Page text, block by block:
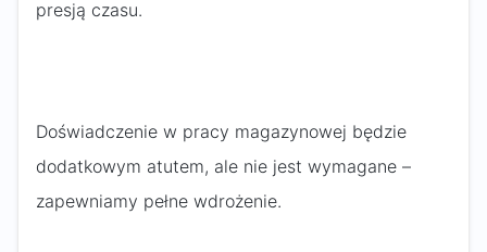
presją czasu.
Doświadczenie w pracy magazynowej będzie
dodatkowym atutem, ale nie jest wymagane –
zapewniamy pełne wdrożenie.